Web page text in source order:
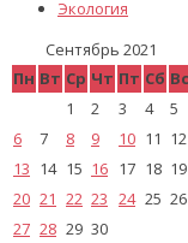
Экология
Сентябрь 2021
Пн Вт Ср Чт Пт Сб Вс
1
2 3 4
5
6
7 8 9 10 11 12
13 14 15 16 17 18 19
20 21 22 23 24 25 26
27 28 29 30